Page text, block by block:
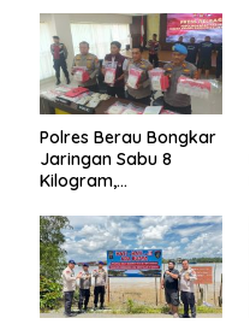
Polres Berau Bongkar
Jaringan Sabu 8
Kilogram,
dari Dalam Lapas
Tarakan